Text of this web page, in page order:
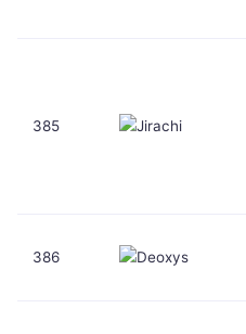
385
386